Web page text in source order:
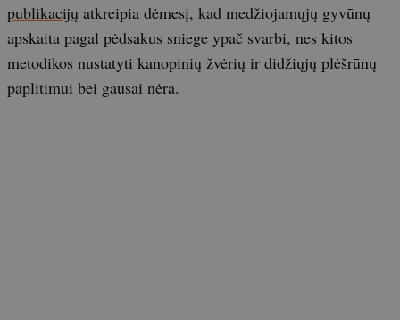
publikacijų atkreipia dėmesį, kad medžiojamųjų gyvūnų
apskaita pagal pėdsakus sniege ypač svarbi, nes kitos
metodikos nustatyti kanopinių žvėrių ir didžiųjų plėšrūnų
paplitimui bei gausai nėra.